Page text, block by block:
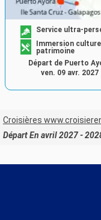
Service ultra-
Immersion
patrimoine
Départ de Puerto
ven. 09 avr. 2027
Croisières
Départ En avril 2027 -